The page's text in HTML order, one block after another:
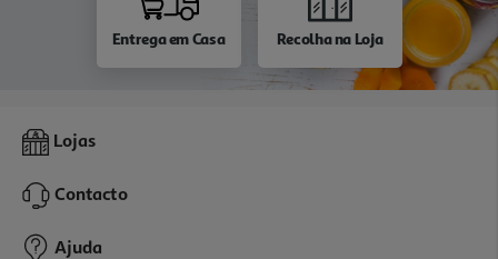
Entrega em Casa Recolha na Loja
Lojas
Contacto
Ajuda